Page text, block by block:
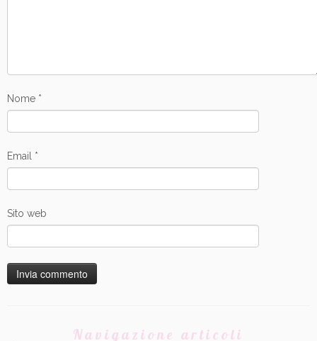
Nome *
Email *
Sito web
Navigazione articoli